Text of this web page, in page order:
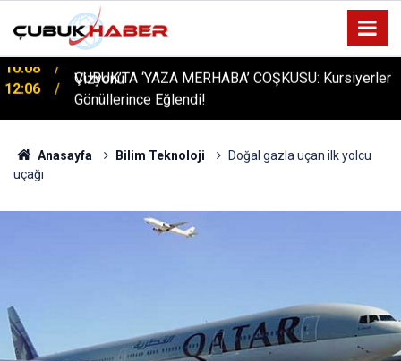
12:06
ÇUBUK’TA ‘YAZA MERHABA’ COŞKUSU: Kursiyerler
Gönüllerince Eğlendi!
Anasayfa Bilim Teknoloji
Doğal gazla uçan ilk yolcu
uçağı